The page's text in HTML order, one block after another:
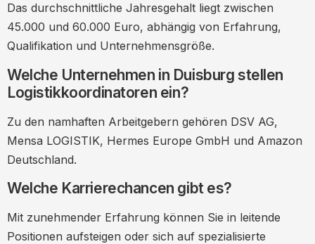
Das durchschnittliche Jahresgehalt liegt zwischen
45.000 und 60.000 Euro, abhängig von Erfahrung,
Qualifikation und Unternehmensgröße.
Welche Unternehmen in Duisburg stellen
Logistikkoordinatoren ein?
Zu den namhaften Arbeitgebern gehören DSV AG,
Mensa LOGISTIK, Hermes Europe GmbH und Amazon
Deutschland.
Welche Karrierechancen gibt es?
Mit zunehmender Erfahrung können Sie in leitende
Positionen aufsteigen oder sich auf spezialisierte